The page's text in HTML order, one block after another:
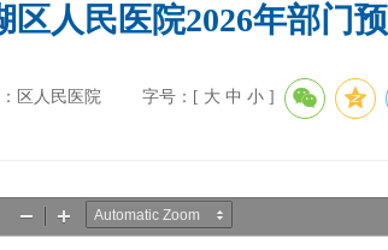
区人民医院2026年部门
区人民医院 字号：[ 大 中 小 ]